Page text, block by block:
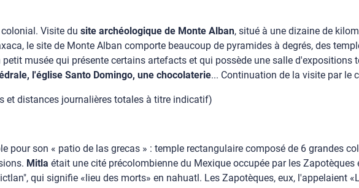
Visite du site archéologique de Monte Alban, situé à une dizaine de
le site de Monte Alban comporte beaucoup de pyramides à degrés, des
musée qui présente certains artefacts et qui possède une salle d'expositions
l'église Santo Domingo, une chocolaterie... Continuation de la visite par le
et distances journalières totales à titre indicatif)
pour son « patio de las grecas » : temple rectangulaire composé de 6 grandes
Mitla était une cité précolombienne du Mexique occupée par les
qui signifie «lieu des morts» en nahuatl. Les Zapotèques, eux, l'appelaient